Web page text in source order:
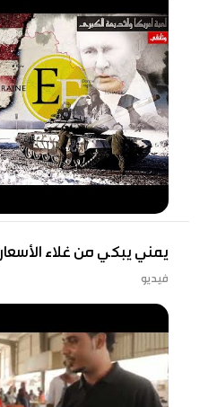
يمني يبكي من غلاء الأسعار
فيديو